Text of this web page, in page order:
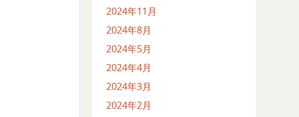
2024年11月
2024年8月
2024年5月
2024年4月
2024年3月
2024年2月